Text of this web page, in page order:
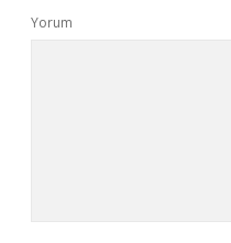
Yorum